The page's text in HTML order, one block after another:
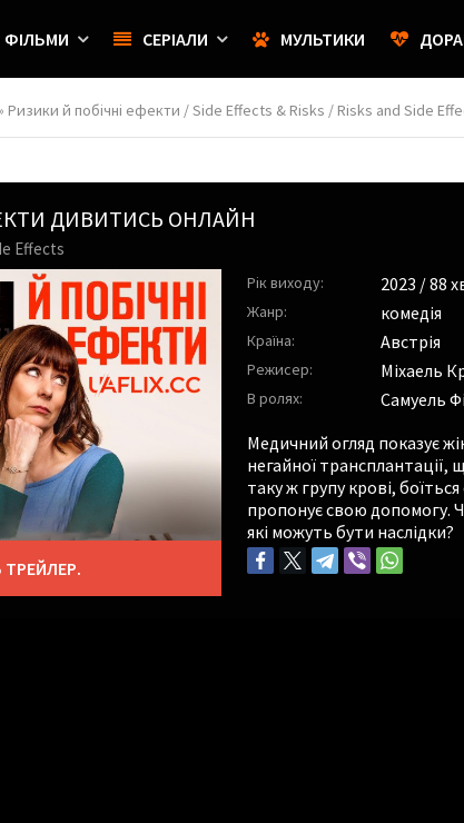
ФІЛЬМИ СЕРІАЛИ МУЛЬТИКИ
» Ризики й побічні ефекти / Side Effects & Risks / Risks and Side
ДИВИТИСЬ ОНЛАЙН
Effects
Рік виходу: 2023 / 88
Жанр: комедія
Країна: Австрія
Режисер: Міхаель
В ролях: Самуель
Медичний огляд показує
негайної трансплантації,
таку ж групу крові,
пропонує свою допомогу.
які можуть бути наслідки?